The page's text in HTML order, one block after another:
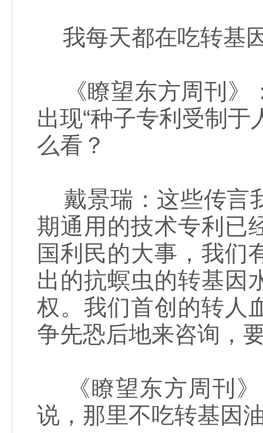
我每天都在吃转基
《瞭望东方周刊》
出现“种子专利受制
么看？
戴景瑞：这些传言
期通用的技术专利已
国利民的大事，我们
出的抗螟虫的转基因
权。我们首创的转人
争先恐后地来咨询，
《瞭望东方周刊》
说，那里不吃转基因